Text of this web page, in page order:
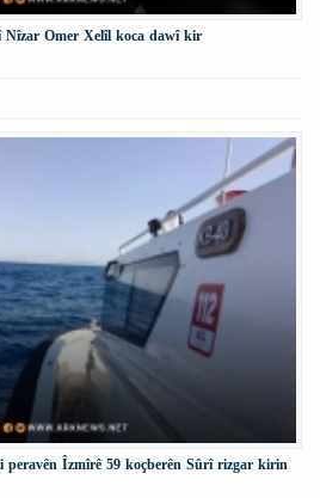
Omer Xelîl koca dawî kir
peravên Îzmîrê 59 koçberên Sûrî rizgar kirin